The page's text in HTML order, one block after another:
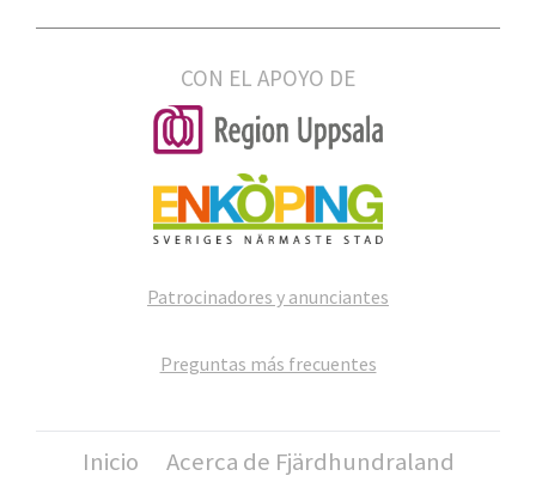
CON EL APOYO DE
Patrocinadores y anunciantes
Preguntas más frecuentes
Inicio
Acerca de Fjärdhundraland